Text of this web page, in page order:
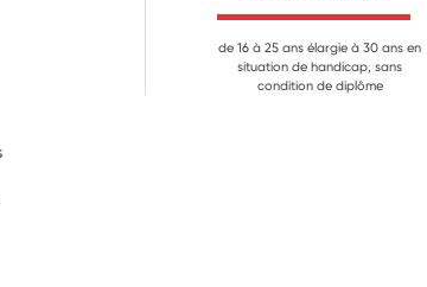
de 16 à 25 ans élargie à 30 ans en
situation de handicap, sans
condition de diplôme